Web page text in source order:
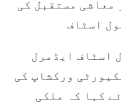
معاشی مستقبل کی
اسٹاف
دی نیول اسٹاف ایڈمرل
ورکشاپ کی
کہا کہ ملکی